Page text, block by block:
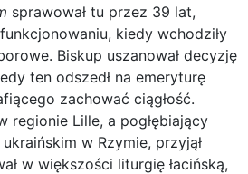
sprawował tu przez 39 lat,
kiedy wchodziły
Biskup uszanował decyzję
ten odszedł na emeryturę
zachować ciągłość.
regionie Lille, a pogłębiający
w Rzymie, przyjął
w większości liturgię łacińską,